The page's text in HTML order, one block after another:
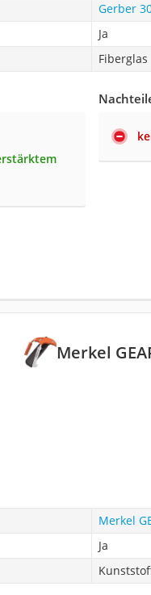
Gerber
Ja
Fiberglas
Merkel
Merkel
Ja